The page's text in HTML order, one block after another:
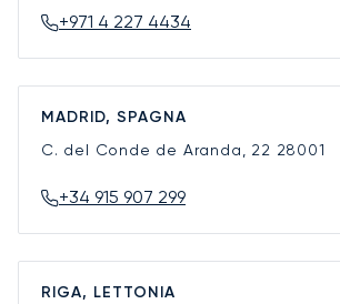
+971 4 227 4434
MADRID, SPAGNA
C. del Conde de Aranda, 22 28001
+34 915 907 299
RIGA, LETTONIA